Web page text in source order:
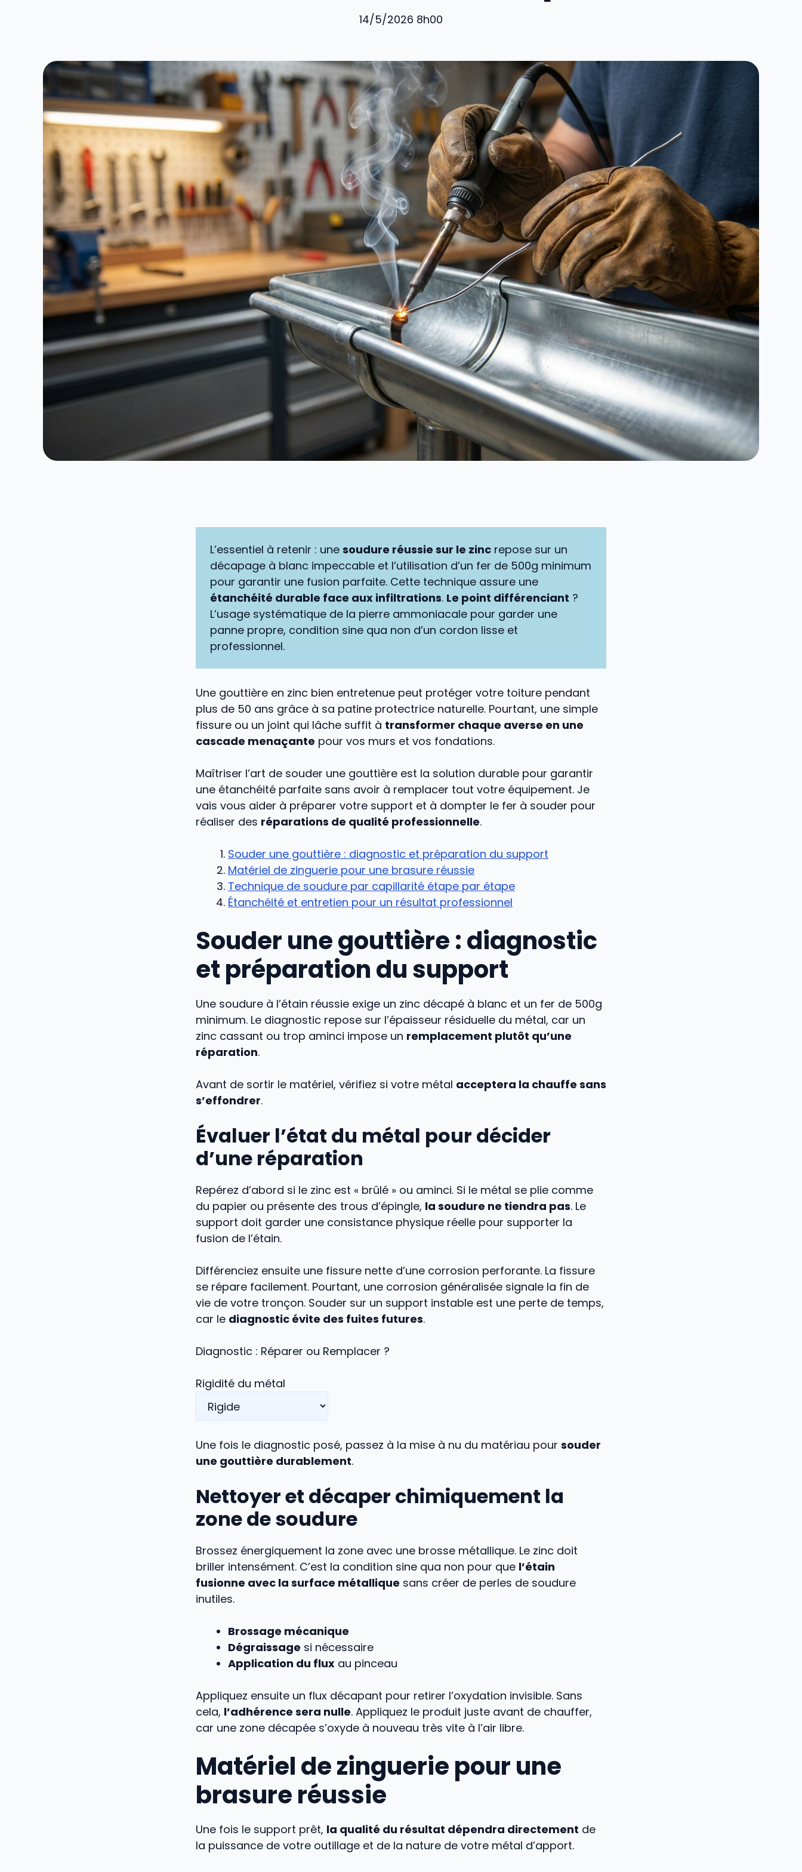
14/5/2026 8h00
L’essentiel à retenir : une soudure réussie sur le zinc repose sur un
décapage à blanc impeccable et l’utilisation d’un fer de 500g minimum
pour garantir une fusion parfaite. Cette technique assure une
étanchéité durable face aux infiltrations. Le point différenciant ?
L’usage systématique de la pierre ammoniacale pour garder une
panne propre, condition sine qua non d’un cordon lisse et
professionnel.
Une gouttière en zinc bien entretenue peut protéger votre toiture pendant
plus de 50 ans grâce à sa patine protectrice naturelle. Pourtant, une simple
fissure ou un joint qui lâche suffit à transformer chaque averse en une
cascade menaçante pour vos murs et vos fondations.
Maîtriser l’art de souder une gouttière est la solution durable pour garantir
une étanchéité parfaite sans avoir à remplacer tout votre équipement. Je
vais vous aider à préparer votre support et à dompter le fer à souder pour
réaliser des réparations de qualité professionnelle.
Souder une gouttière : diagnostic et préparation du support
Matériel de zinguerie pour une brasure réussie
Technique de soudure par capillarité étape par étape
Étanchéité et entretien pour un résultat professionnel
Souder une gouttière : diagnostic
et préparation du support
Une soudure à l’étain réussie exige un zinc décapé à blanc et un fer de 500g
minimum. Le diagnostic repose sur l’épaisseur résiduelle du métal, car un
zinc cassant ou trop aminci impose un remplacement plutôt qu’une
réparation.
Avant de sortir le matériel, vérifiez si votre métal acceptera la chauffe sans
s’effondrer.
Évaluer l’état du métal pour décider
d’une réparation
Repérez d’abord si le zinc est « brûlé » ou aminci. Si le métal se plie comme
du papier ou présente des trous d’épingle, la soudure ne tiendra pas. Le
support doit garder une consistance physique réelle pour supporter la
fusion de l’étain.
Différenciez ensuite une fissure nette d’une corrosion perforante. La fissure
se répare facilement. Pourtant, une corrosion généralisée signale la fin de
vie de votre tronçon. Souder sur un support instable est une perte de temps,
car le diagnostic évite des fuites futures.
Diagnostic : Réparer ou Remplacer ?
Rigidité du métal
Une fois le diagnostic posé, passez à la mise à nu du matériau pour souder
une gouttière durablement.
Nettoyer et décaper chimiquement la
zone de soudure
Brossez énergiquement la zone avec une brosse métallique. Le zinc doit
briller intensément. C’est la condition sine qua non pour que l’étain
fusionne avec la surface métallique sans créer de perles de soudure
inutiles.
Brossage mécanique
Dégraissage si nécessaire
Application du flux au pinceau
Appliquez ensuite un flux décapant pour retirer l’oxydation invisible. Sans
cela, l’adhérence sera nulle. Appliquez le produit juste avant de chauffer,
car une zone décapée s’oxyde à nouveau très vite à l’air libre.
Matériel de zinguerie pour une
brasure réussie
Une fois le support prêt, la qualité du résultat dépendra directement de
la puissance de votre outillage et de la nature de votre métal d’apport.